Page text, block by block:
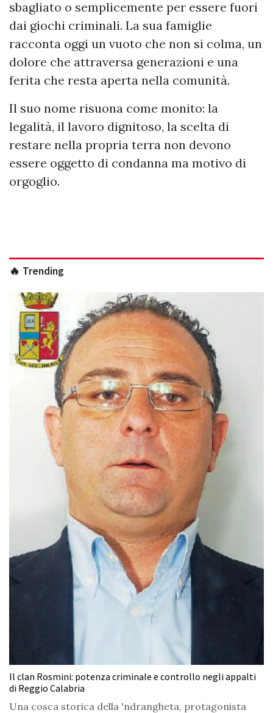
sbagliato o semplicemente per essere fuori
dai giochi criminali. La sua famiglie
racconta oggi un vuoto che non si colma, un
dolore che attraversa generazioni e una
ferita che resta aperta nella comunità.
Il suo nome risuona come monito: la
legalità, il lavoro dignitoso, la scelta di
restare nella propria terra non devono
essere oggetto di condanna ma motivo di
orgoglio.
🔥 Trending
Il clan Rosmini: potenza criminale e controllo negli appalti
di Reggio Calabria
Una cosca storica della 'ndrangheta, protagonista